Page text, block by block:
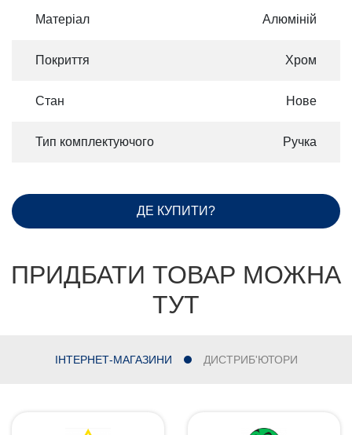
Матеріал Алюміній
Покриття Хром
Стан Нове
Тип комплектуючого Ручка
ДЕ КУПИТИ?
ПРИДБАТИ ТОВАР МОЖНА
ТУТ
ІНТЕРНЕТ-МАГАЗИНИ ДИСТРИБ'ЮТОРИ